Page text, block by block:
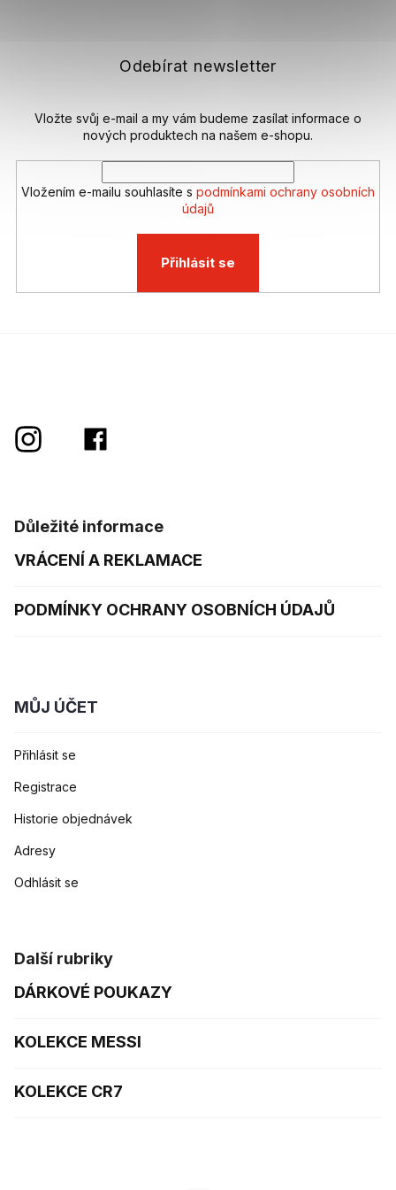
Odebírat newsletter
Vložte svůj e-mail a my vám budeme zasílat informace o
nových produktech na našem e-shopu.
Vložením e-mailu souhlasíte s podmínkami ochrany osobních
údajů
Přihlásit se
Důležité informace
VRÁCENÍ A REKLAMACE
PODMÍNKY OCHRANY OSOBNÍCH ÚDAJŮ
MŮJ ÚČET
Přihlásit se
Registrace
Historie objednávek
Adresy
Odhlásit se
Další rubriky
DÁRKOVÉ POUKAZY
KOLEKCE MESSI
KOLEKCE CR7